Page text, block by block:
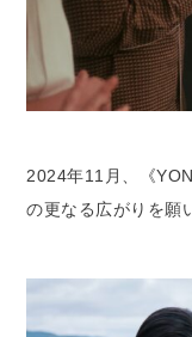
2024年11月、《
の更なる広がりを願